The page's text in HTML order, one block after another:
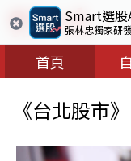
Smart選股
首頁
《台北股市